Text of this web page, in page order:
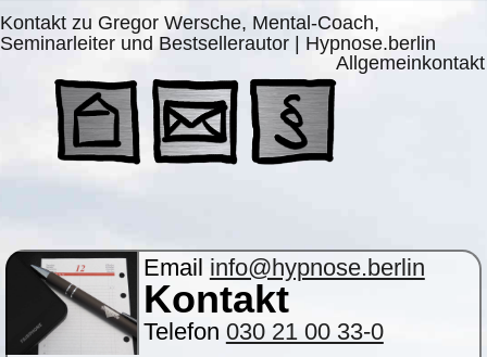
Kontakt zu Gregor Wersche, Mental-Coach,
Seminarleiter und Bestsellerautor | Hypnose.berlin
Allgemeinkontakt
Email info@hypnose.berlin
Kontakt
Telefon 030 21 00 33-0